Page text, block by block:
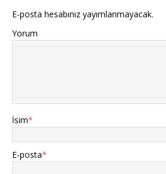
E-posta hesabınız yayımlanmayacak.
Yorum
İsim*
E-posta*